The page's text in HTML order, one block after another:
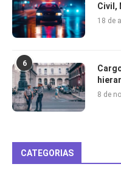
Civil,
18 de
6
8 de
CATEGORIAS